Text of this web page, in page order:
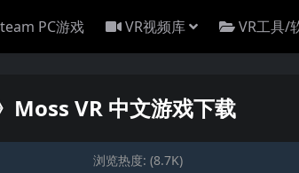
PC游戏 VR视频库 VR工具/
Moss VR 中文游戏下载
浏览热度: (8.7K)